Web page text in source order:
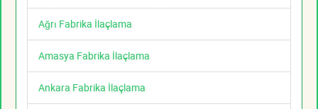
Ağrı Fabrika İlaçlama
Amasya Fabrika İlaçlama
Ankara Fabrika İlaçlama